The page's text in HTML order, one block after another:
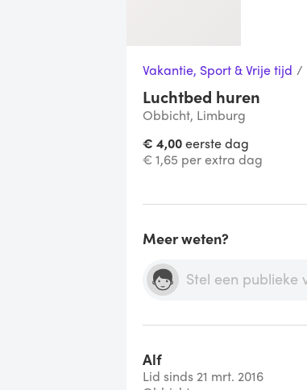
Vakantie, Sport & Vrije tijd /
Luchtbed huren
Obbicht, Limburg
€ 4,00eerste dag
€ 1,65 per extra dag
Meer weten?
Alf
Lid sinds 21 mrt. 2016